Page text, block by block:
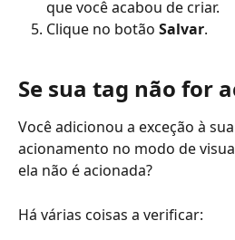
que você acabou de criar.
Clique no botão Salvar.
Se sua tag não for
Você adicionou a exceção à
acionamento no modo de
ela não é acionada?
Há várias coisas a verificar: